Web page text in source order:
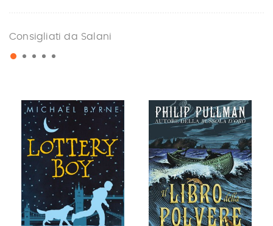
Consigliati da Salani